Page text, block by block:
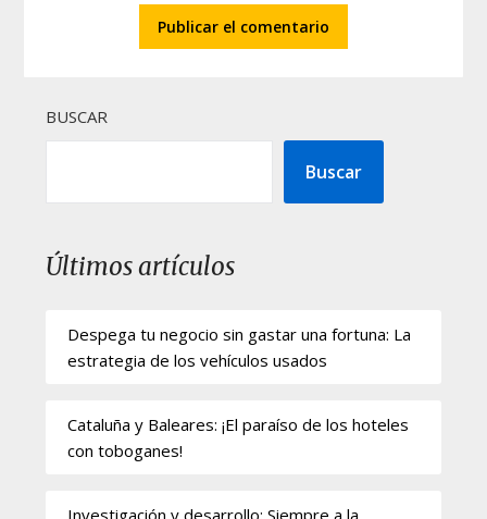
BUSCAR
Buscar
Últimos artículos
Despega tu negocio sin gastar una fortuna: La
estrategia de los vehículos usados
Cataluña y Baleares: ¡El paraíso de los hoteles
con toboganes!